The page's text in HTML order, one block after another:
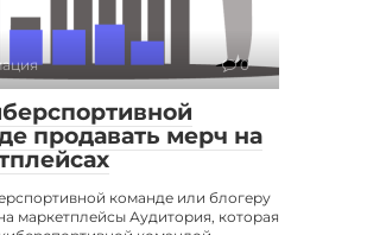
0
продавать мерч на
команде или блогеру
маркетплейсы Аудитория, которая